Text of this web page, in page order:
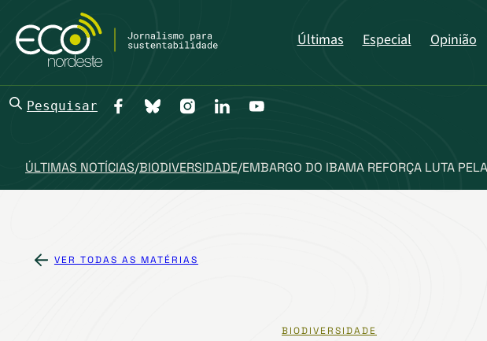
Últimas Especial Opinião
Pesquisar
ÚLTIMAS NOTÍCIAS/BIODIVERSIDADE/EMBARGO DO IBAMA REFORÇA LUTA
VER TODAS AS MATÉRIAS
BIODIVERSIDADE